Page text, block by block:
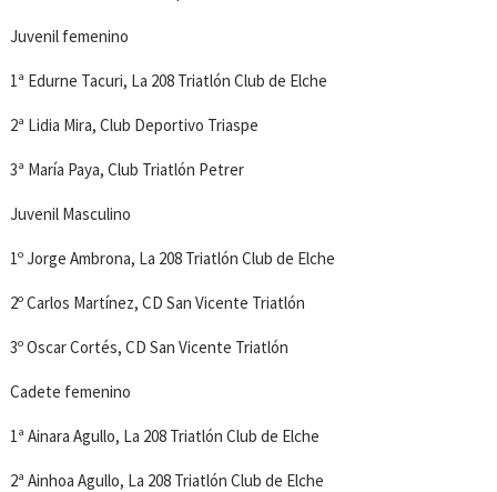
Juvenil femenino
1ª Edurne Tacuri, La 208 Triatlón Club de Elche
2ª Lidia Mira, Club Deportivo Triaspe
3ª María Paya, Club Triatlón Petrer
Juvenil Masculino
1º Jorge Ambrona, La 208 Triatlón Club de Elche
2º Carlos Martínez, CD San Vicente Triatlón
3º Oscar Cortés, CD San Vicente Triatlón
Cadete femenino
1ª Ainara Agullo, La 208 Triatlón Club de Elche
2ª Ainhoa Agullo, La 208 Triatlón Club de Elche